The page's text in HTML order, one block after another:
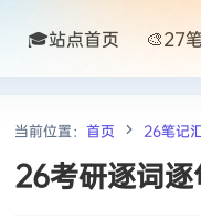
🎓站点首页 🎨27
当前位置： 首页 26笔记
26考研逐词